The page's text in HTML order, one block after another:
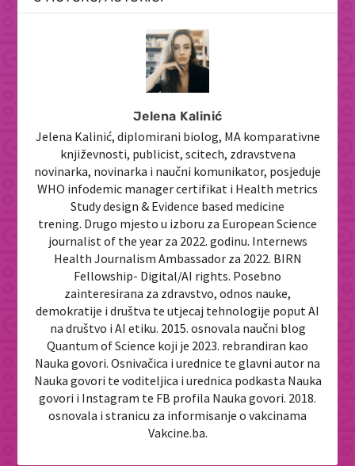
Jelena Kalinić
Jelena Kalinić, diplomirani biolog, MA komparativne
književnosti, publicist, scitech, zdravstvena
novinarka, novinarka i naučni komunikator, posjeduje
WHO infodemic manager certifikat i Health metrics
Study design & Evidence based medicine
trening. Drugo mjesto u izboru za European Science
journalist of the year za 2022. godinu. Internews
Health Journalism Ambassador za 2022. BIRN
Fellowship- Digital/AI rights. Posebno
zainteresirana za zdravstvo, odnos nauke,
demokratije i društva te utjecaj tehnologije poput AI
na društvo i AI etiku. 2015. osnovala naučni blog
Quantum of Science koji je 2023. rebrandiran kao
Nauka govori. Osnivačica i urednice te glavni autor na
Nauka govori te voditeljica i urednica podkasta Nauka
govori i Instagram te FB profila Nauka govori. 2018.
osnovala i stranicu za informisanje o vakcinama
Vakcine.ba.